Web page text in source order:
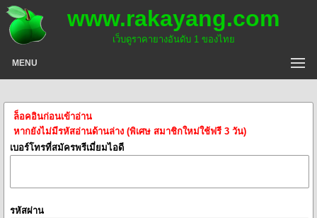
www.rakayang.com
เว็บดูราคายางอันดับ 1 ของไทย
MENU
ล็อคอินก่อนเข้าอ่าน
หากยังไม่มีรหัสอ่านด้านล่าง (พิเศษ สมาชิกใหม่ใช้ฟรี 3 วัน)
เบอร์โทรที่สมัครพรีเมี่ยมไอดี
รหัสผ่าน